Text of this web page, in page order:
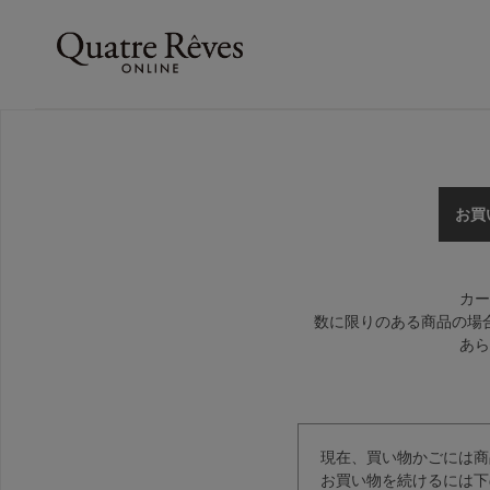
お買
カ
数に限りのある商品の場
あ
現在、買い物かごには
お買い物を続けるには